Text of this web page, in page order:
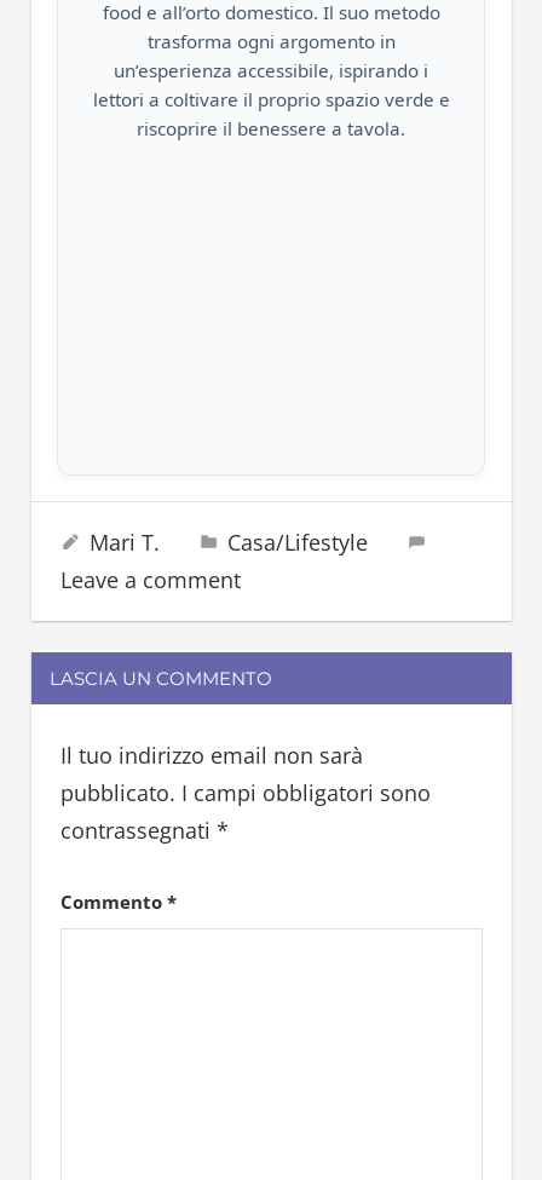
food e all’orto domestico. Il suo metodo
trasforma ogni argomento in
un’esperienza accessibile, ispirando i
lettori a coltivare il proprio spazio verde e
riscoprire il benessere a tavola.
caffeina12 Novembre 2023
Mari T.
Casa/Lifestyle
Leave a comment
LASCIA UN COMMENTO
Il tuo indirizzo email non sarà
pubblicato. I campi obbligatori sono
contrassegnati *
Commento *